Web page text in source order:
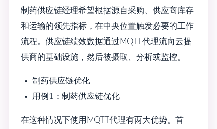
制药供应链经理希望根据源自采购、供应商库存
和运输的领先指标，在中央位置触发必要的工作
流程。供应链绩效数据通过MQTT代理流向云提
供商的基础设施，然后被摄取、分析或监控。
制药供应链优化
用例1：制药供应链优化
在这种情况下使用MQTT代理有两大优势。首